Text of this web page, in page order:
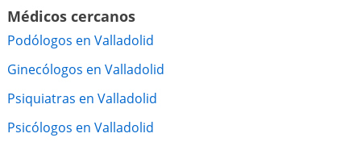
Médicos cercanos
Podólogos en Valladolid
Ginecólogos en Valladolid
Psiquiatras en Valladolid
Psicólogos en Valladolid